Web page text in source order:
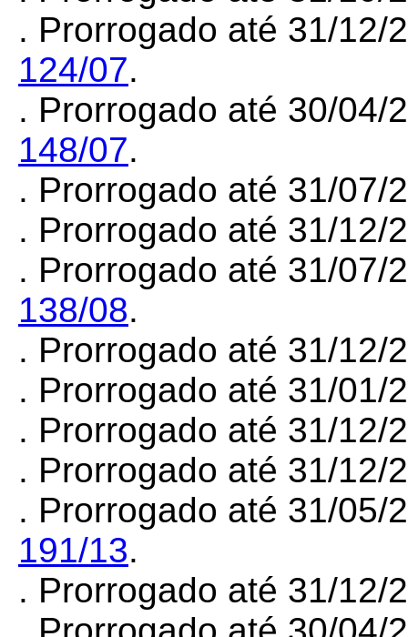
. Prorrogado até 31/12/
124/07.
. Prorrogado até 30/04/
148/07.
. Prorrogado até 31/
. Prorrogado até 31/
. Prorrogado até 31/07/
138/08.
. Prorrogado até 31/
. Prorrogado até 31/
. Prorrogado até 31/
. Prorrogado até 31/12/
. Prorrogado até 31/05/
191/13.
. Prorrogado até 31/